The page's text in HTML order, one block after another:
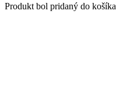
Produkt bol pridaný do košíka